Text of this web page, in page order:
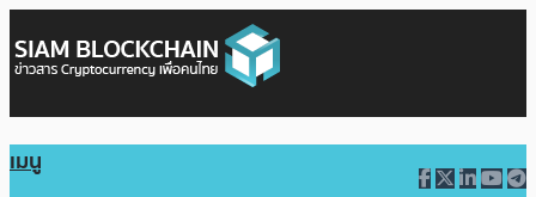
เมนู